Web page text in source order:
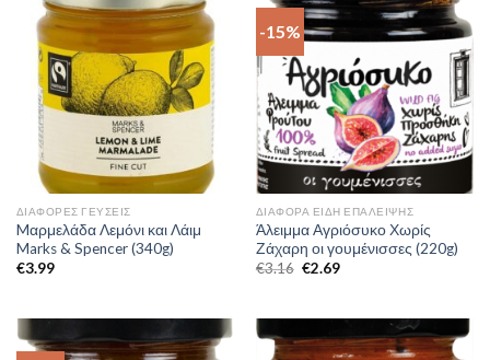
ΔΙΆΦΟΡΕΣ ΓΕΎΣΕΙΣ
Mαρμελάδα Λεμόνι και Λάιμ
Marks & Spencer (340g)
€3.99
-15%
ΔΙΆΦΟΡΑ ΕΊΔΗ ΕΠΆΛΕΙΨΗΣ
Άλειμμα Αγριόσυκο Χωρίς
Ζάχαρη οι γουμένισσες (220g)
€3.16 €2.69